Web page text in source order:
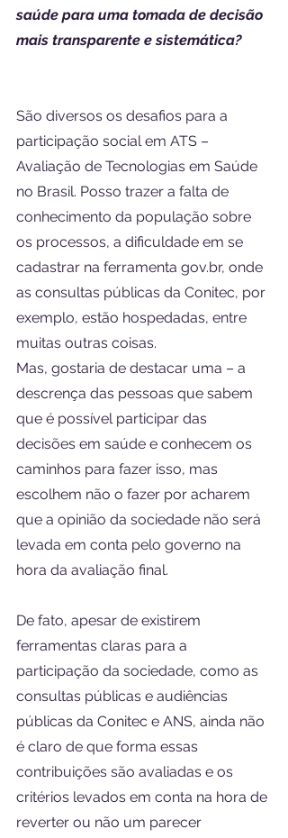
saúde para uma tomada de decisão
mais transparente e sistemática?
São diversos os desafios para a
participação social em ATS –
Avaliação de Tecnologias em Saúde
no Brasil. Posso trazer a falta de
conhecimento da população sobre
os processos, a dificuldade em se
cadastrar na ferramenta gov.br, onde
as consultas públicas da Conitec, por
exemplo, estão hospedadas, entre
muitas outras coisas.
Mas, gostaria de destacar uma – a
descrença das pessoas que sabem
que é possível participar das
decisões em saúde e conhecem os
caminhos para fazer isso, mas
escolhem não o fazer por acharem
que a opinião da sociedade não será
levada em conta pelo governo na
hora da avaliação final.
De fato, apesar de existirem
ferramentas claras para a
participação da sociedade, como as
consultas públicas e audiências
públicas da Conitec e ANS, ainda não
é claro de que forma essas
contribuições são avaliadas e os
critérios levados em conta na hora de
reverter ou não um parecer